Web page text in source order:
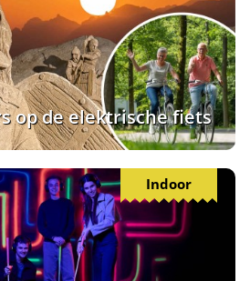
op de elektrische fiets
Indoor